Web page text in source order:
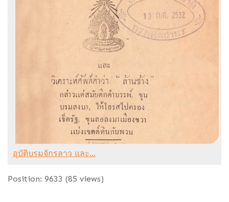
อุบัติบรมจักรลาว และ...
Position: 9633 (85 views)